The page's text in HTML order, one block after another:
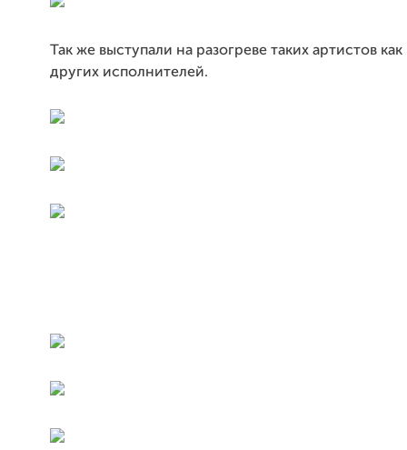
Так же выступали на разогреве таких артистов
других исполнителей.